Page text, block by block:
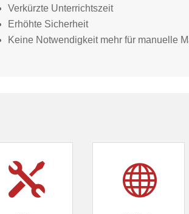
Verkürzte Unterrichtszeit
Erhöhte Sicherheit
Keine Notwendigkeit mehr für manuelle
 